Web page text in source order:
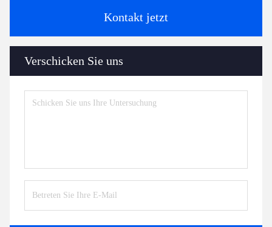
Kontakt jetzt
Verschicken Sie uns